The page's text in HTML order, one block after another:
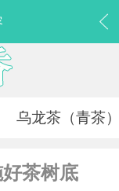
乌龙茶（青茶
茶树底